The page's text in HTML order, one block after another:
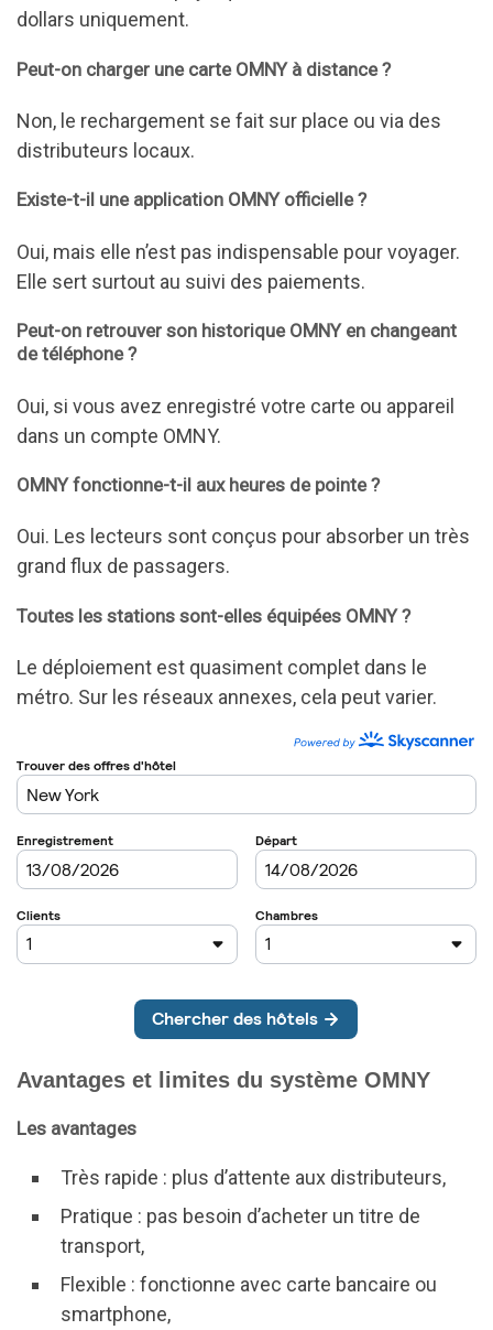
dollars uniquement.
Peut-on charger une carte OMNY à distance ?
Non, le rechargement se fait sur place ou via des
distributeurs locaux.
Existe-t-il une application OMNY officielle ?
Oui, mais elle n’est pas indispensable pour voyager.
Elle sert surtout au suivi des paiements.
Peut-on retrouver son historique OMNY en changeant
de téléphone ?
Oui, si vous avez enregistré votre carte ou appareil
dans un compte OMNY.
OMNY fonctionne-t-il aux heures de pointe ?
Oui. Les lecteurs sont conçus pour absorber un très
grand flux de passagers.
Toutes les stations sont-elles équipées OMNY ?
Le déploiement est quasiment complet dans le
métro. Sur les réseaux annexes, cela peut varier.
Avantages et limites du système OMNY
Les avantages
Très rapide : plus d’attente aux distributeurs,
Pratique : pas besoin d’acheter un titre de
transport,
Flexible : fonctionne avec carte bancaire ou
smartphone,